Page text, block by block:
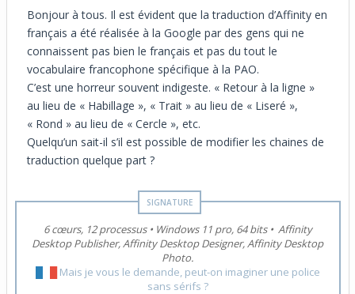
Bonjour à tous. Il est évident que la traduction d’Affinity en
français a été réalisée à la Google par des gens qui ne
connaissent pas bien le français et pas du tout le
vocabulaire francophone spécifique à la PAO.
C’est une horreur souvent indigeste. « Retour à la ligne »
au lieu de « Habillage », « Trait » au lieu de « Liseré »,
« Rond » au lieu de « Cercle », etc.
Quelqu’un sait-il s’il est possible de modifier les chaines de
traduction quelque part ?
6 cœurs, 12 processus• Windows 11 pro, 64 bits • Affinity
Desktop Publisher, Affinity Desktop Designer, Affinity Desktop
Photo.
Mais je vous le demande, peut-on imaginer une police
sans sérifs ?